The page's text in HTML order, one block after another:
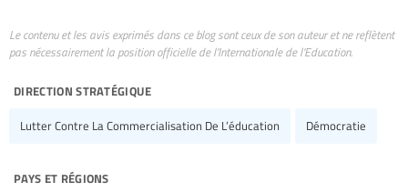
Le contenu et les avis exprimés dans ce blog sont ceux de son auteur et ne reflètent
pas nécessairement la position officielle de l’Internationale de l’Education.
direction stratégique
Lutter Contre La Commercialisation De L’éducation Démocratie
pays et régions